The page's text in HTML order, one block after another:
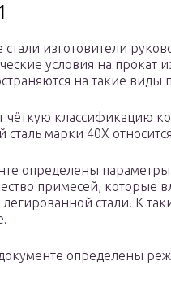
стали изготовители
условия на прокат
на такие виды
чёткую классификацию
сталь марки 40Х
определены параметры
примесей, которые
стали. К
определены